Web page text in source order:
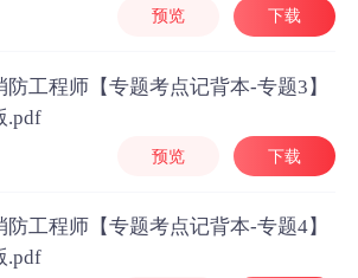
预览 下载
防工程师【专题考点记背本-专题3】
.pdf
预览 下载
防工程师【专题考点记背本-专题4】
.pdf